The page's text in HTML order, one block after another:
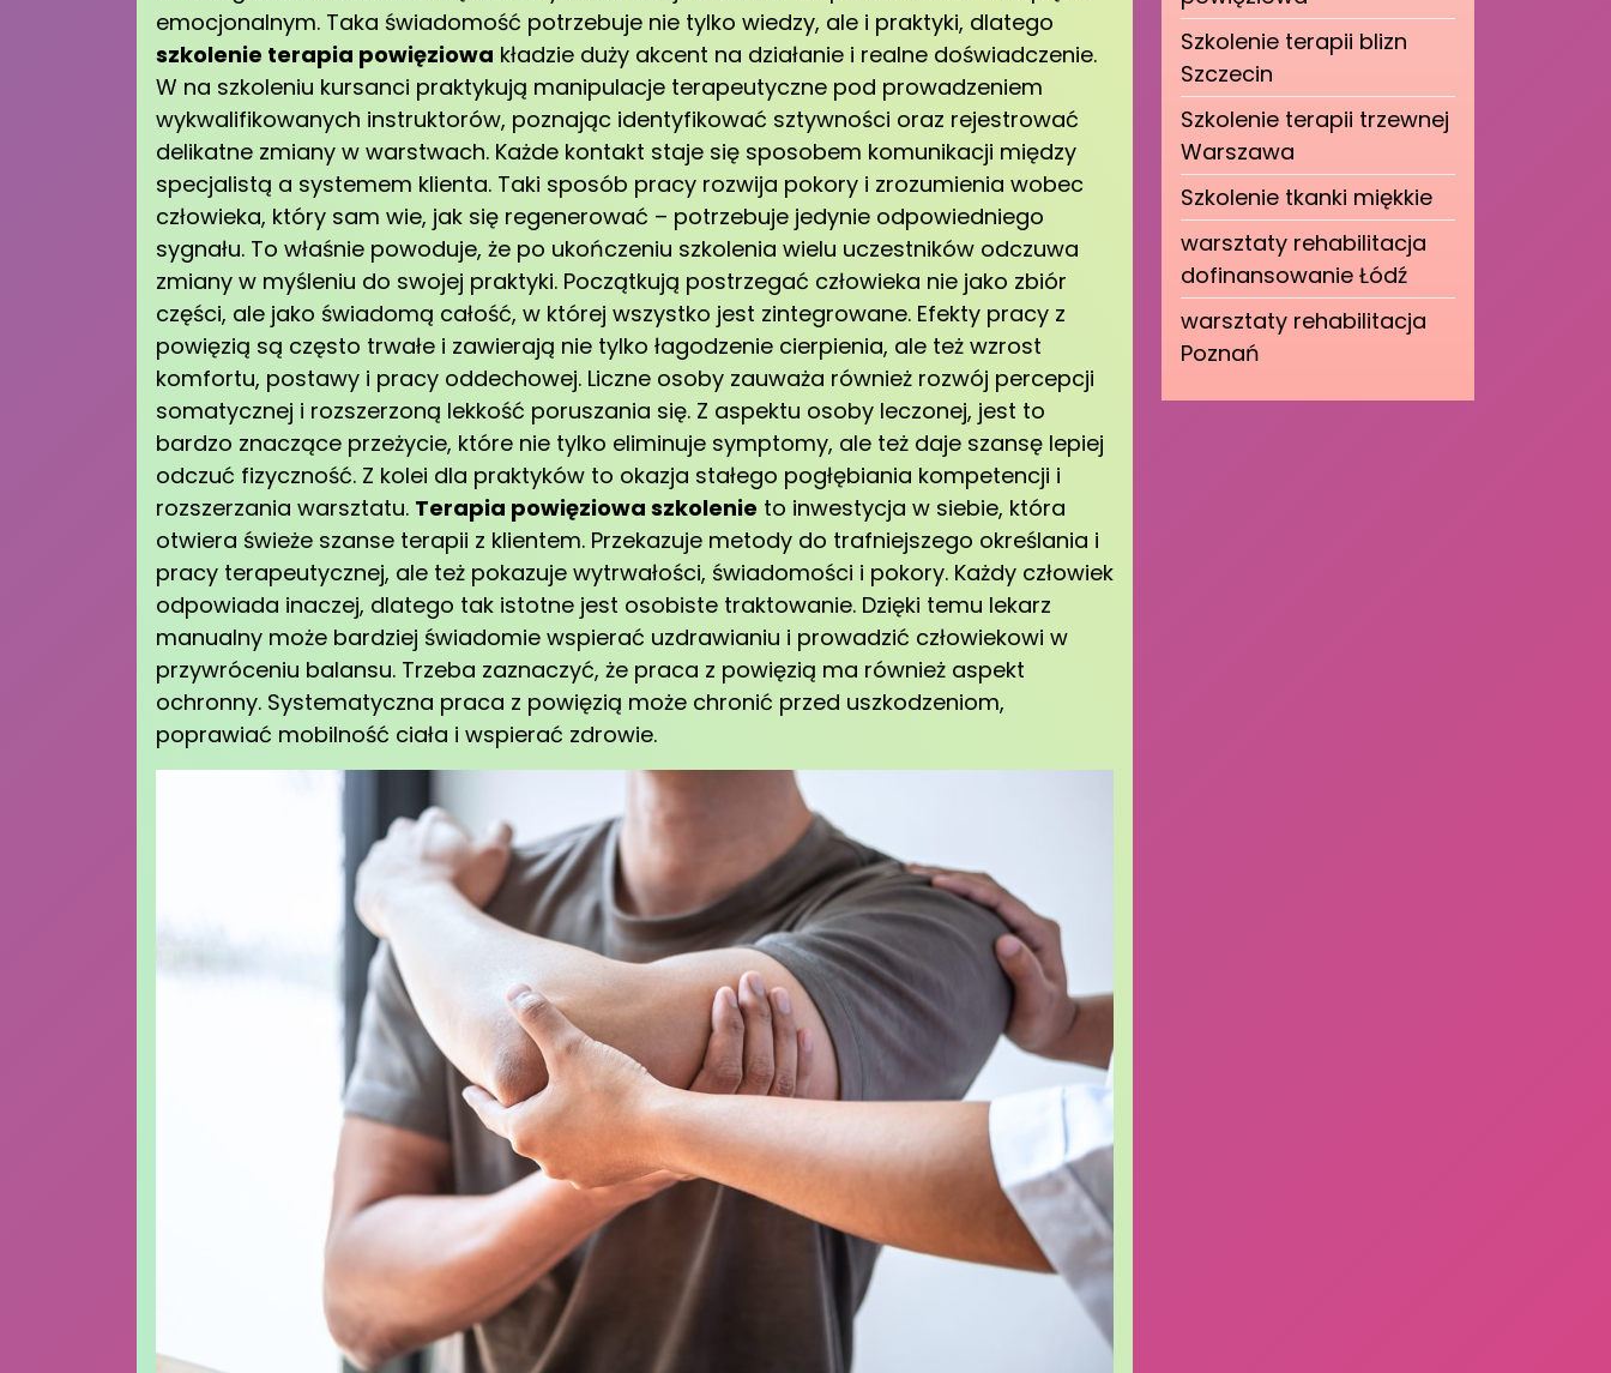
emocjonalnym. Taka świadomość potrzebuje nie tylko wiedzy, ale i praktyki, dlatego
szkolenie terapia powięziowa kładzie duży akcent na działanie i realne doświadczenie.
W na szkoleniu kursanci praktykują manipulacje terapeutyczne pod prowadzeniem
wykwalifikowanych instruktorów, poznając identyfikować sztywności oraz rejestrować
delikatne zmiany w warstwach. Każde kontakt staje się sposobem komunikacji między
specjalistą a systemem klienta. Taki sposób pracy rozwija pokory i zrozumienia wobec
człowieka, który sam wie, jak się regenerować – potrzebuje jedynie odpowiedniego
sygnału. To właśnie powoduje, że po ukończeniu szkolenia wielu uczestników odczuwa
zmiany w myśleniu do swojej praktyki. Początkują postrzegać człowieka nie jako zbiór
części, ale jako świadomą całość, w której wszystko jest zintegrowane. Efekty pracy z
powięzią są często trwałe i zawierają nie tylko łagodzenie cierpienia, ale też wzrost
komfortu, postawy i pracy oddechowej. Liczne osoby zauważa również rozwój percepcji
somatycznej i rozszerzoną lekkość poruszania się. Z aspektu osoby leczonej, jest to
bardzo znaczące przeżycie, które nie tylko eliminuje symptomy, ale też daje szansę lepiej
odczuć fizyczność. Z kolei dla praktyków to okazja stałego pogłębiania kompetencji i
rozszerzania warsztatu. Terapia powięziowa szkolenie to inwestycja w siebie, która
otwiera świeże szanse terapii z klientem. Przekazuje metody do trafniejszego określania i
pracy terapeutycznej, ale też pokazuje wytrwałości, świadomości i pokory. Każdy człowiek
odpowiada inaczej, dlatego tak istotne jest osobiste traktowanie. Dzięki temu lekarz
manualny może bardziej świadomie wspierać uzdrawianiu i prowadzić człowiekowi w
przywróceniu balansu. Trzeba zaznaczyć, że praca z powięzią ma również aspekt
ochronny. Systematyczna praca z powięzią może chronić przed uszkodzeniom,
poprawiać mobilność ciała i wspierać zdrowie.
Szkolenie terapii blizn
Szczecin
Szkolenie terapii trzewnej
Warszawa
Szkolenie tkanki miękkie
warsztaty rehabilitacja
dofinansowanie Łódź
warsztaty rehabilitacja
Poznań